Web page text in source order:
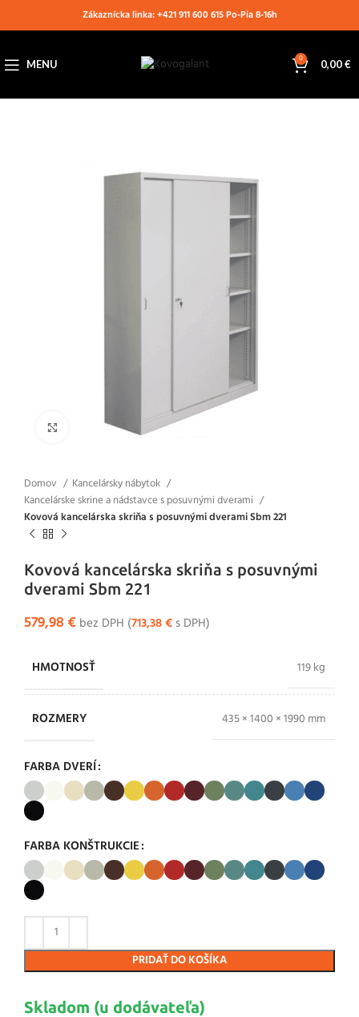
Zákaznícka linka: +421 911 600 615 Po-Pia 8-16h
MENU 0 0,00€
Klikni pre zväčšenie
Domov
Kancelársky nábytok
Kancelárske skrine a nádstavce s posuvnými dverami
Kovová kancelárska skriňa s posuvnými dverami Sbm 221
Kovová kancelárska skriňa s posuvnými
dverami Sbm 221
579,98€ bez DPH (713,38€ s DPH)
HMOTNOSŤ 119 kg
ROZMERY 435 × 1400 × 1990 mm
FARBA DVERÍ
FARBA KONŠTRUKCIE
PRIDAŤ DO KOŠÍKA
Skladom (u dodávateľa)